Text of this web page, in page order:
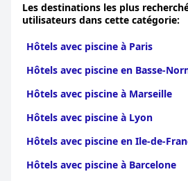
Les destinations les plus
utilisateurs dans cette catégorie:
Hôtels avec piscine à Paris
Hôtels avec piscine en Basse-
Hôtels avec piscine à Marseille
Hôtels avec piscine à Lyon
Hôtels avec piscine en Ile-de-
Hôtels avec piscine à Barcelone